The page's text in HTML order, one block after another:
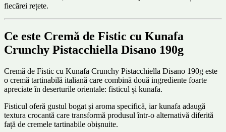
fiecărei rețete.
Ce este Cremă de Fistic cu Kunafa
Crunchy Pistacchiella Disano 190g
Cremă de Fistic cu Kunafa Crunchy Pistacchiella Disano 190g este
o cremă tartinabilă italiană care combină două ingrediente foarte
apreciate în deserturile orientale: fisticul și kunafa.
Fisticul oferă gustul bogat și aroma specifică, iar kunafa adaugă
textura crocantă care transformă produsul într-o alternativă diferită
față de cremele tartinabile obișnuite.